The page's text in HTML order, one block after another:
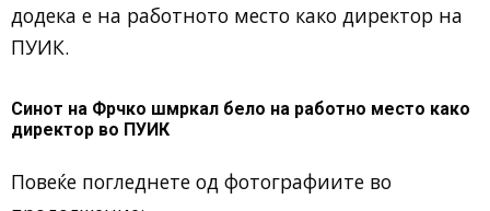
додека е на работното место како директор на
ПУИК.
Синот на Фрчко шмркал бело на работно место како
директор во ПУИК
Повеќе погледнете од фотографиите во